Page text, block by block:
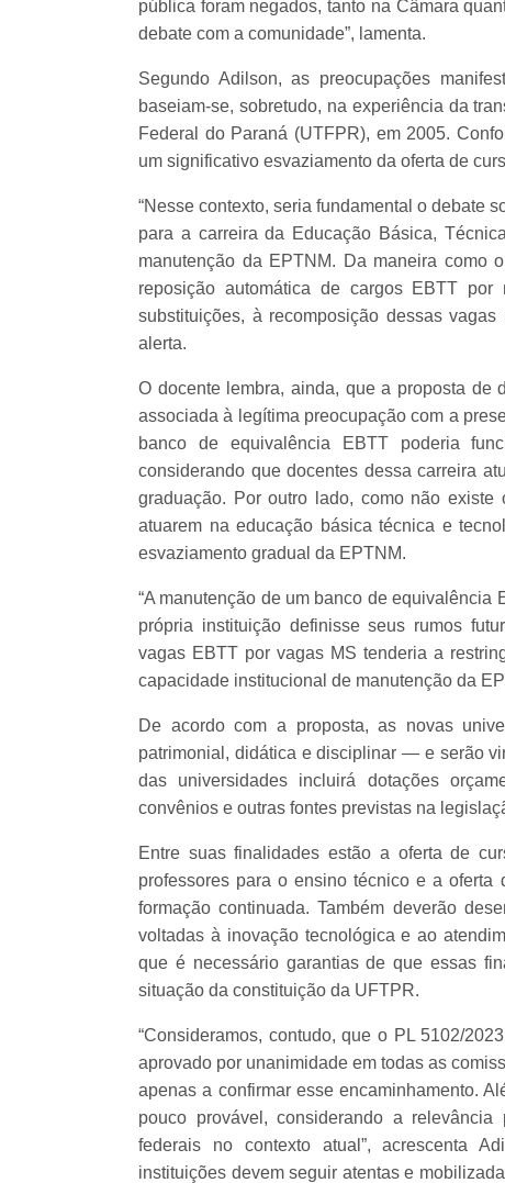
pública foram negados, tanto na Câmara
debate com a comunidade”, lamenta.
Segundo Adilson, as preocupações
baseiam-se, sobretudo, na experiência da
Federal do Paraná (UTFPR), em 2005.
um significativo esvaziamento da oferta de
“Nesse contexto, seria fundamental o debate
para a carreira da Educação Básica,
manutenção da EPTNM. Da maneira como
reposição automática de cargos EBTT
substituições, à recomposição dessas
alerta.
O docente lembra, ainda, que a proposta de
associada à legítima preocupação com a
banco de equivalência EBTT poderia
considerando que docentes dessa carreira
graduação. Por outro lado, como não
atuarem na educação básica técnica e
esvaziamento gradual da EPTNM.
“A manutenção de um banco de
própria instituição definisse seus rumos
vagas EBTT por vagas MS tenderia a
capacidade institucional de manutenção da
De acordo com a proposta, as novas
patrimonial, didática e disciplinar — e serão
das universidades incluirá dotações
convênios e outras fontes previstas na
Entre suas finalidades estão a oferta de
professores para o ensino técnico e a
formação continuada. Também deverão
voltadas à inovação tecnológica e ao
que é necessário garantias de que essas
situação da constituição da UFTPR.
“Consideramos, contudo, que o PL 5102/
aprovado por unanimidade em todas as
apenas a confirmar esse encaminhamento.
pouco provável, considerando a
federais no contexto atual”, acrescenta
instituições devem seguir atentas e